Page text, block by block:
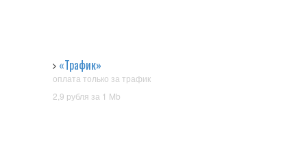
«Трафик»
оплата только за трафик
2,9 рубля за 1 Mb